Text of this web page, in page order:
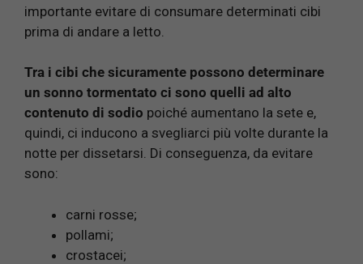
importante evitare di consumare determinati cibi
prima di andare a letto.
Tra i cibi che sicuramente possono determinare
un sonno tormentato ci sono quelli ad alto
contenuto di sodio poiché aumentano la sete e,
quindi, ci inducono a svegliarci più volte durante la
notte per dissetarsi. Di conseguenza, da evitare
sono:
carni rosse;
pollami;
crostacei;